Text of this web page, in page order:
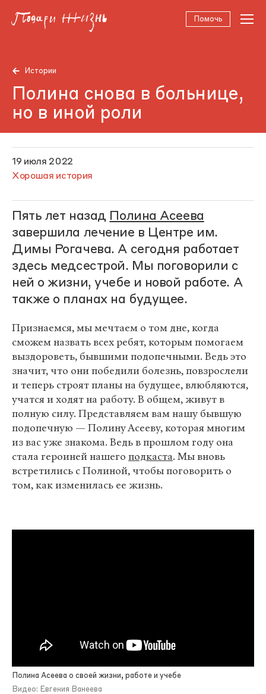
Помочь
Истории
Полина снова в больнице,
но в иной роли
19 июля 2022
Хорошая история
Пять лет назад Полина Асеева
завершила лечение в Центре им.
Димы Рогачева. А сегодня работает
здесь медсестрой. Мы поговорили с
ней о жизни, учебе и новой работе. А
также о планах на будущее.
Признаемся, мы мечтаем о том дне, когда
сможем назвать всех ребят, которым помогаем
выздороветь, бывшими подопечными. Ведь это
значит, что они победили болезнь, повзрослели
и теперь строят планы на будущее, влюбляются,
учатся и ходят на работу. В общем, живут в
полную силу. Представляем вам нашу бывшую
подопечную — Полину Асееву, которая многим
из вас уже знакома. Ведь в прошлом году она
стала героиней нашего подкаста. Мы вновь
встретились с Полиной, чтобы поговорить о
том, как изменилась ее жизнь.
Полина Асеева о своей жизни, работе и учебе
Видео: Евгения Ванеева